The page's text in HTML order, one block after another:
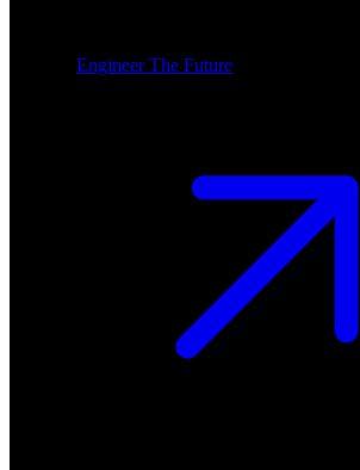
Engineer The Future